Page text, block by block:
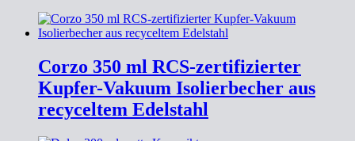
Corzo 350 ml RCS-zertifizierter
Kupfer-Vakuum Isolierbecher aus
recyceltem Edelstahl